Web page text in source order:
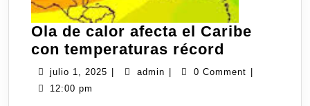
Ola de calor afecta el Caribe
con temperaturas récord
julio 1, 2025 | admin | 0 Comment |
12:00 pm